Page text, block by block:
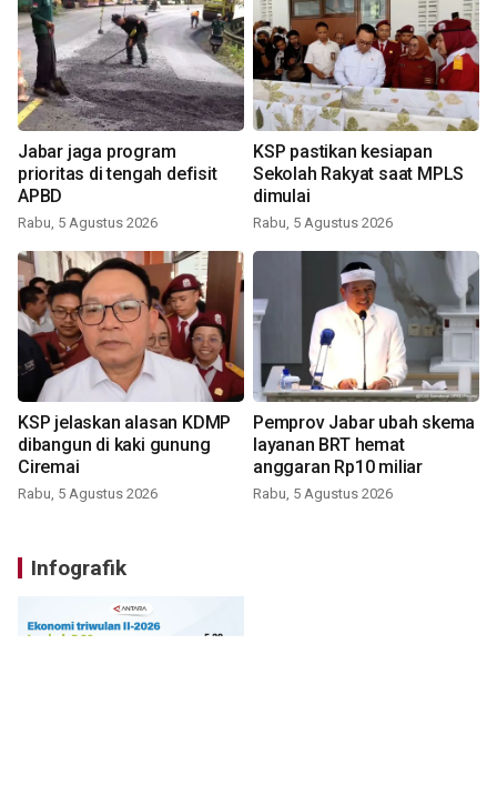
Jabar jaga program
prioritas di tengah defisit
APBD
Rabu, 5 Agustus 2026
KSP pastikan kesiapan
Sekolah Rakyat saat MPLS
dimulai
Rabu, 5 Agustus 2026
KSP jelaskan alasan KDMP
dibangun di kaki gunung
Ciremai
Rabu, 5 Agustus 2026
Pemprov Jabar ubah skema
layanan BRT hemat
anggaran Rp10 miliar
Rabu, 5 Agustus 2026
Infografik